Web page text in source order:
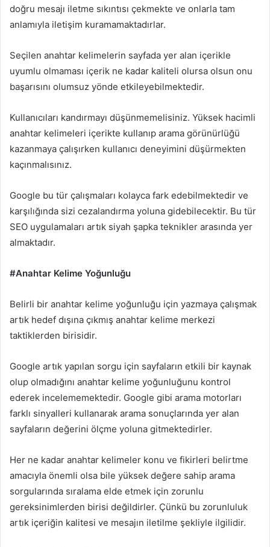
doğru mesajı iletme sıkıntısı çekmekte ve onlarla tam
anlamıyla iletişim kuramamaktadırlar.
Seçilen anahtar kelimelerin sayfada yer alan içerikle
uyumlu olmaması içerik ne kadar kaliteli olursa olsun onu
başarısını olumsuz yönde etkileyebilmektedir.
Kullanıcıları kandırmayı düşünmemelisiniz. Yüksek hacimli
anahtar kelimeleri içerikte kullanıp arama görünürlüğü
kazanmaya çalışırken kullanıcı deneyimini düşürmekten
kaçınmalısınız.
Google bu tür çalışmaları kolayca fark edebilmektedir ve
karşılığında sizi cezalandırma yoluna gidebilecektir. Bu tür
SEO uygulamaları artık siyah şapka teknikler arasında yer
almaktadır.
#Anahtar Kelime Yoğunluğu
Belirli bir anahtar kelime yoğunluğu için yazmaya çalışmak
artık hedef dışına çıkmış anahtar kelime merkezi
taktiklerden birisidir.
Google artık yapılan sorgu için sayfaların etkili bir kaynak
olup olmadığını anahtar kelime yoğunluğunu kontrol
ederek incelememektedir. Google gibi arama motorları
farklı sinyalleri kullanarak arama sonuçlarında yer alan
sayfaların değerini ölçme yoluna gitmektedirler.
Her ne kadar anahtar kelimeler konu ve fikirleri belirtme
amacıyla önemli olsa bile yüksek değere sahip arama
sorgularında sıralama elde etmek için zorunlu
gereksinimlerden birisi değildirler. Çünkü bu zorunluluk
artık içeriğin kalitesi ve mesajın iletilme şekliyle ilgilidir.